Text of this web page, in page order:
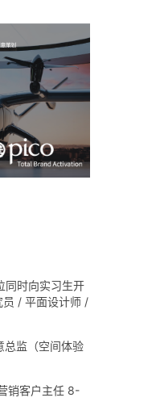
同时向实习生开
/ 平面设计师 /
总监（空间体验
销客户主任 8-